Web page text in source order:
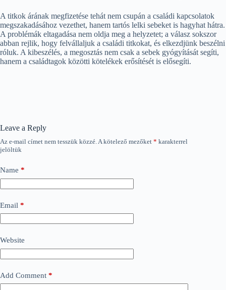
A titkok árának megfizetése tehát nem csupán a családi kapcsolatok
megszakadásához vezethet, hanem tartós lelki sebeket is hagyhat hátra.
A problémák eltagadása nem oldja meg a helyzetet; a válasz sokszor
abban rejlik, hogy felvállaljuk a családi titkokat, és elkezdjünk beszélni
róluk. A kibeszélés, a megosztás nem csak a sebek gyógyítását segíti,
hanem a családtagok közötti kötelékek erősítését is elősegíti.
Leave a Reply
Az e-mail címet nem tesszük közzé.A kötelező mezőket * karakterrel
jelöltük
Name *
Email *
Website
Add Comment *